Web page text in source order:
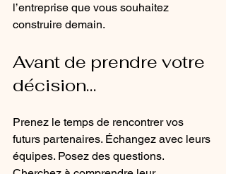
l’entreprise que vous souhaitez
construire demain.
Avant de prendre votre
décision…
Prenez le temps de rencontrer vos
futurs partenaires. Échangez avec leurs
équipes. Posez des questions.